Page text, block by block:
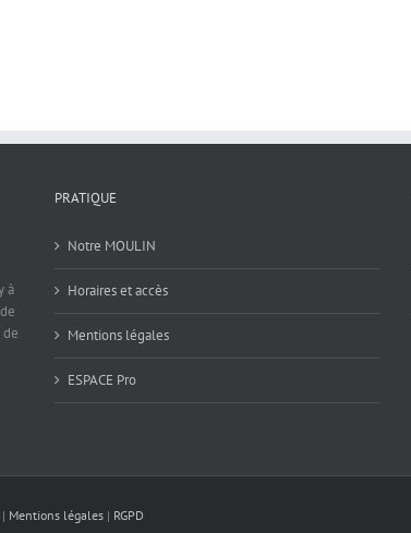
à
PRATIQUE
Notre MOULIN
Horaires et accès
Mentions légales
ESPACE Pro
Mentions légales | RGPD